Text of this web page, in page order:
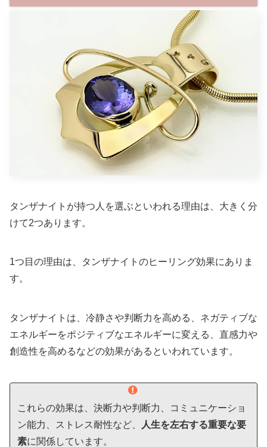
タンザナイトが持つ人を選ぶといわれる理由は、大きく分
けて2つあります。
1つ目の理由は、タンザナイトのヒーリング効果にありま
す。
タンザナイトは、冷静さや判断力を高める、ネガティブな
エネルギーをポジティブなエネルギーに変える、直感力や
創造性を高めるなどの効果があるといわれています。
これらの効果は、決断力や判断力、コミュニケーショ
ン能力、ストレス耐性など、
人生を左右する重要な要
素に関係しています。